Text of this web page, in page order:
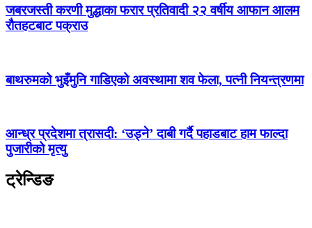
जबरजस्ती करणी मुद्धाका फरार प्रतिवादी २२ वर्षीय आफान आलम
रौतहटबाट पक्राउ
बाथरुमको भुइँमुनि गाडिएको अवस्थामा शव फेला, पत्नी नियन्त्रणमा
आन्ध्र प्रदेशमा त्रासदी: ‘उड्ने’ दाबी गर्दै पहाडबाट हाम फाल्दा
पुजारीको मृत्यु
ट्रेन्डिङ